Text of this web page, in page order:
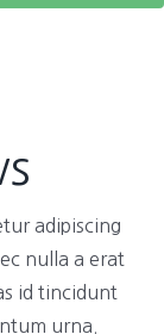
adipiscing
nulla a erat
id tincidunt
urna.